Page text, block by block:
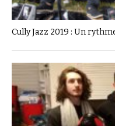
Cully Jazz 2019 : Un